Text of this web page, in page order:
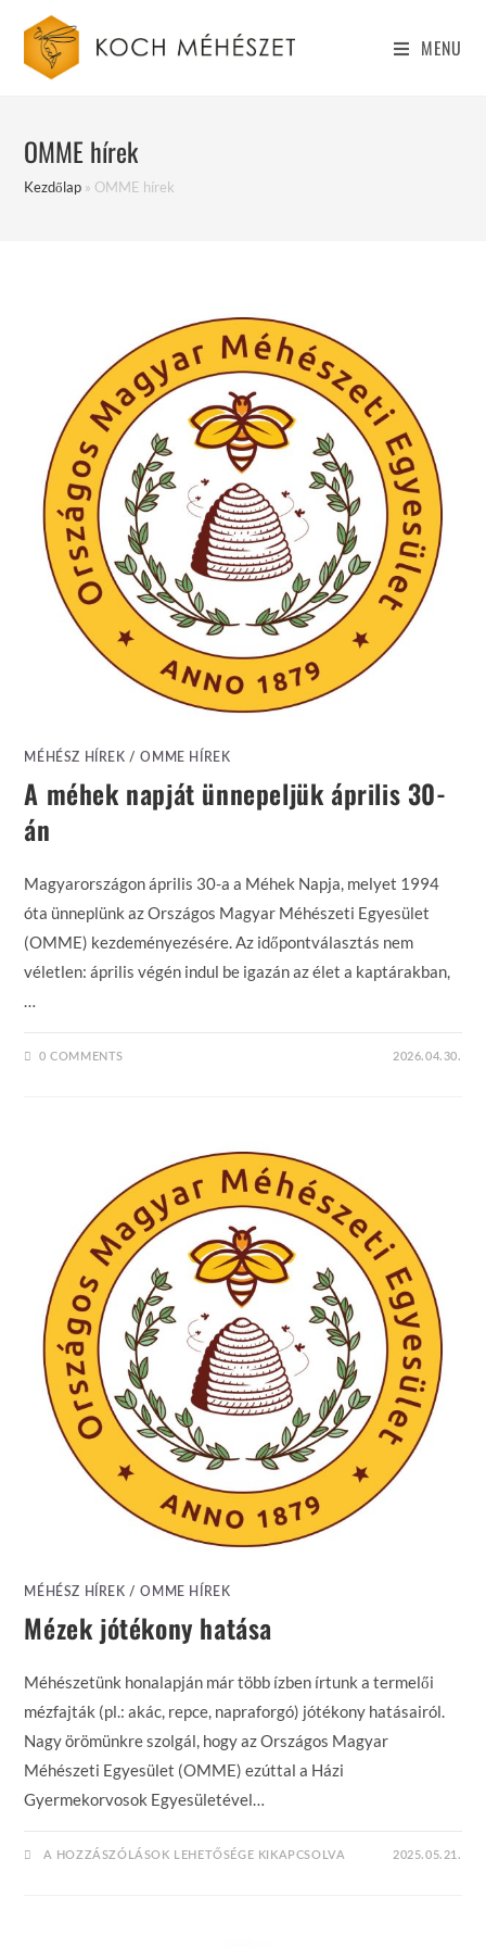
content
MENU
OMME hírek
Kezdőlap » OMME hírek
MÉHÉSZ HÍREK /OMME HÍREK
A méhek napját ünnepeljük április 30-
án
Magyarországon április 30-a a Méhek Napja, melyet 1994
óta ünneplünk az Országos Magyar Méhészeti Egyesület
(OMME) kezdeményezésére. Az időpontválasztás nem
véletlen: április végén indul be igazán az élet a kaptárakban,
…
0 COMMENTS 2026.04.30.
MÉHÉSZ HÍREK /OMME HÍREK
Mézek jótékony hatása
Méhészetünk honalapján már több ízben írtunk a termelői
mézfajták (pl.: akác, repce, napraforgó) jótékony hatásairól.
Nagy örömünkre szolgál, hogy az Országos Magyar
Méhészeti Egyesület (OMME) ezúttal a Házi
Gyermekorvosok Egyesületével…
MÉZEK
A HOZZÁSZÓLÁSOK LEHETŐSÉGE KIKAPCSOLVA 2025.05.21.